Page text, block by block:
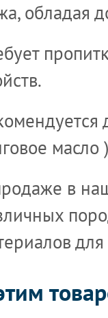
обладая
масло
в